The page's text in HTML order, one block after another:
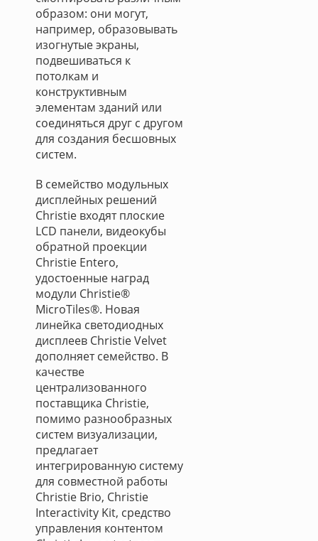
образом: они могут,
например, образовывать
изогнутые экраны,
подвешиваться к
потолкам и
конструктивным
элементам зданий или
соединяться друг с другом
для создания бесшовных
систем.
В семейство модульных
дисплейных решений
Christie входят плоские
LCD панели, видеокубы
обратной проекции
Christie Entero,
удостоенные наград
модули Christie®
MicroTiles®. Новая
линейка светодиодных
дисплеев Christie Velvet
дополняет семейство. В
качестве
централизованного
поставщика Christie,
помимо разнообразных
систем визуализации,
предлагает
интегрированную систему
для совместной работы
Christie Brio, Christie
Interactivity Kit, средство
управления контентом